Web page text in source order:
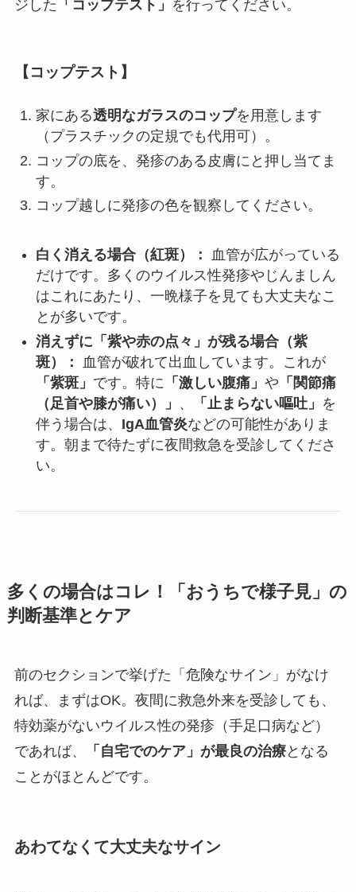
ジした 「コップテスト」 を行ってください。
【コップテスト】
家にある透明なガラスのコップを用意します
（プラスチックの定規でも代用可）。
コップの底を、発疹のある皮膚にと押し当てま
す。
コップ越しに発疹の色を観察してください。
白く消える場合（紅斑）：
血管が広がっている
だけです。多くのウイルス性発疹やじんましん
はこれにあたり、一晩様子を見ても大丈夫なこ
とが多いです。
消えずに「紫や赤の点々」が残る場合（紫
斑）：
血管が破れて出血しています。これが
「紫斑」 です。特に 「激しい腹痛」 や 「関節痛
（足首や膝が痛い）」 、 「止まらない嘔吐」 を
伴う場合は、 IgA血管炎などの可能性がありま
す。朝まで待たずに夜間救急を受診してくださ
い。
多くの場合はコレ！「おうちで様子見」の
判断基準とケア
前のセクションで挙げた「危険なサイン」がなけ
れば、まずはOK。夜間に救急外来を受診しても、
特効薬がないウイルス性の発疹（手足口病など）
であれば、
「自宅でのケア」が最良の治療となる
ことがほとんどです。
あわてなくて大丈夫なサイン